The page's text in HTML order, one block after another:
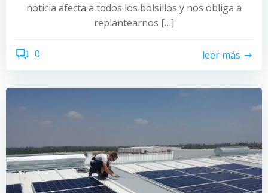
noticia afecta a todos los bolsillos y nos obliga a
replantearnos […]
0 leer más